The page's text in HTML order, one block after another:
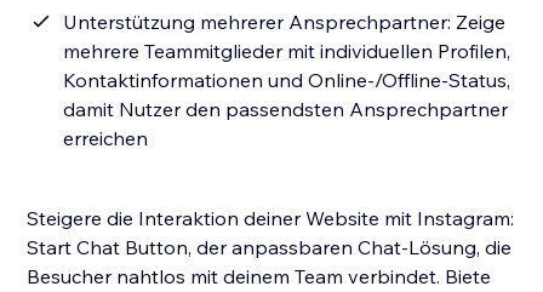
Unterstützung mehrerer Ansprechpartner: Zeige
mehrere Teammitglieder mit individuellen Profilen,
Kontaktinformationen und Online-/Offline-Status,
damit Nutzer den passendsten Ansprechpartner
erreichen
Steigere die Interaktion deiner Website mit Instagram:
Start Chat Button, der anpassbaren Chat-Lösung, die
Besucher nahtlos mit deinem Team verbindet. Biete